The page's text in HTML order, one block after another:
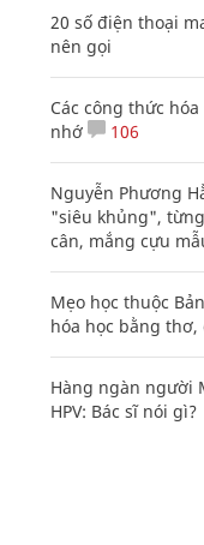
20 số điện thoại
nên gọi
Các công thức
nhớ
106
Nguyễn Phương
"siêu khủng",
cân, mắng cựu
Mẹo học thuộc
hóa học bằng thơ,
Hàng ngàn người
HPV: Bác sĩ nói gì?